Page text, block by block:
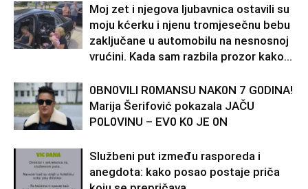
Moj zet i njegova ljubavnica ostavili su
moju kćerku i njenu tromjesečnu bebu
zaključane u automobilu na nesnosnoj
vrućini. Kada sam razbila prozor kako...
0BN0VlLl R0MANSU NAK0N 7 G0DlNA!
Marija Šerifović pokazala JAČU
P0L0VINU – EV0 K0 JE 0N
Službeni put između rasporeda i
anegdota: kako posao postaje priča